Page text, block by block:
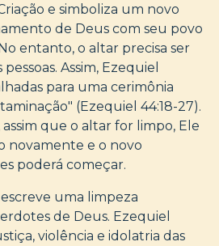
e simboliza um novo
de Deus com seu povo
entanto, o altar precisa ser
Assim, Ezequiel
para uma cerimônia
(Ezequiel 44:18-27).
que o altar for limpo, Ele
novamente e o novo
poderá começar.
uma limpeza
de Deus. Ezequiel
violência e idolatria das